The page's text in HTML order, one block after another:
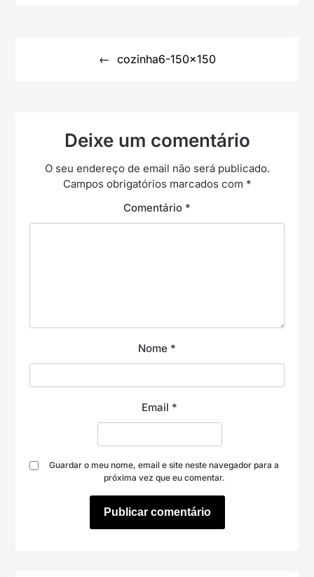
cozinha6-150×150
Deixe um comentário
O seu endereço de email não será publicado.
Campos obrigatórios marcados com *
Comentário *
Nome *
Email *
Guardar o meu nome, email e site neste navegador para a
próxima vez que eu comentar.